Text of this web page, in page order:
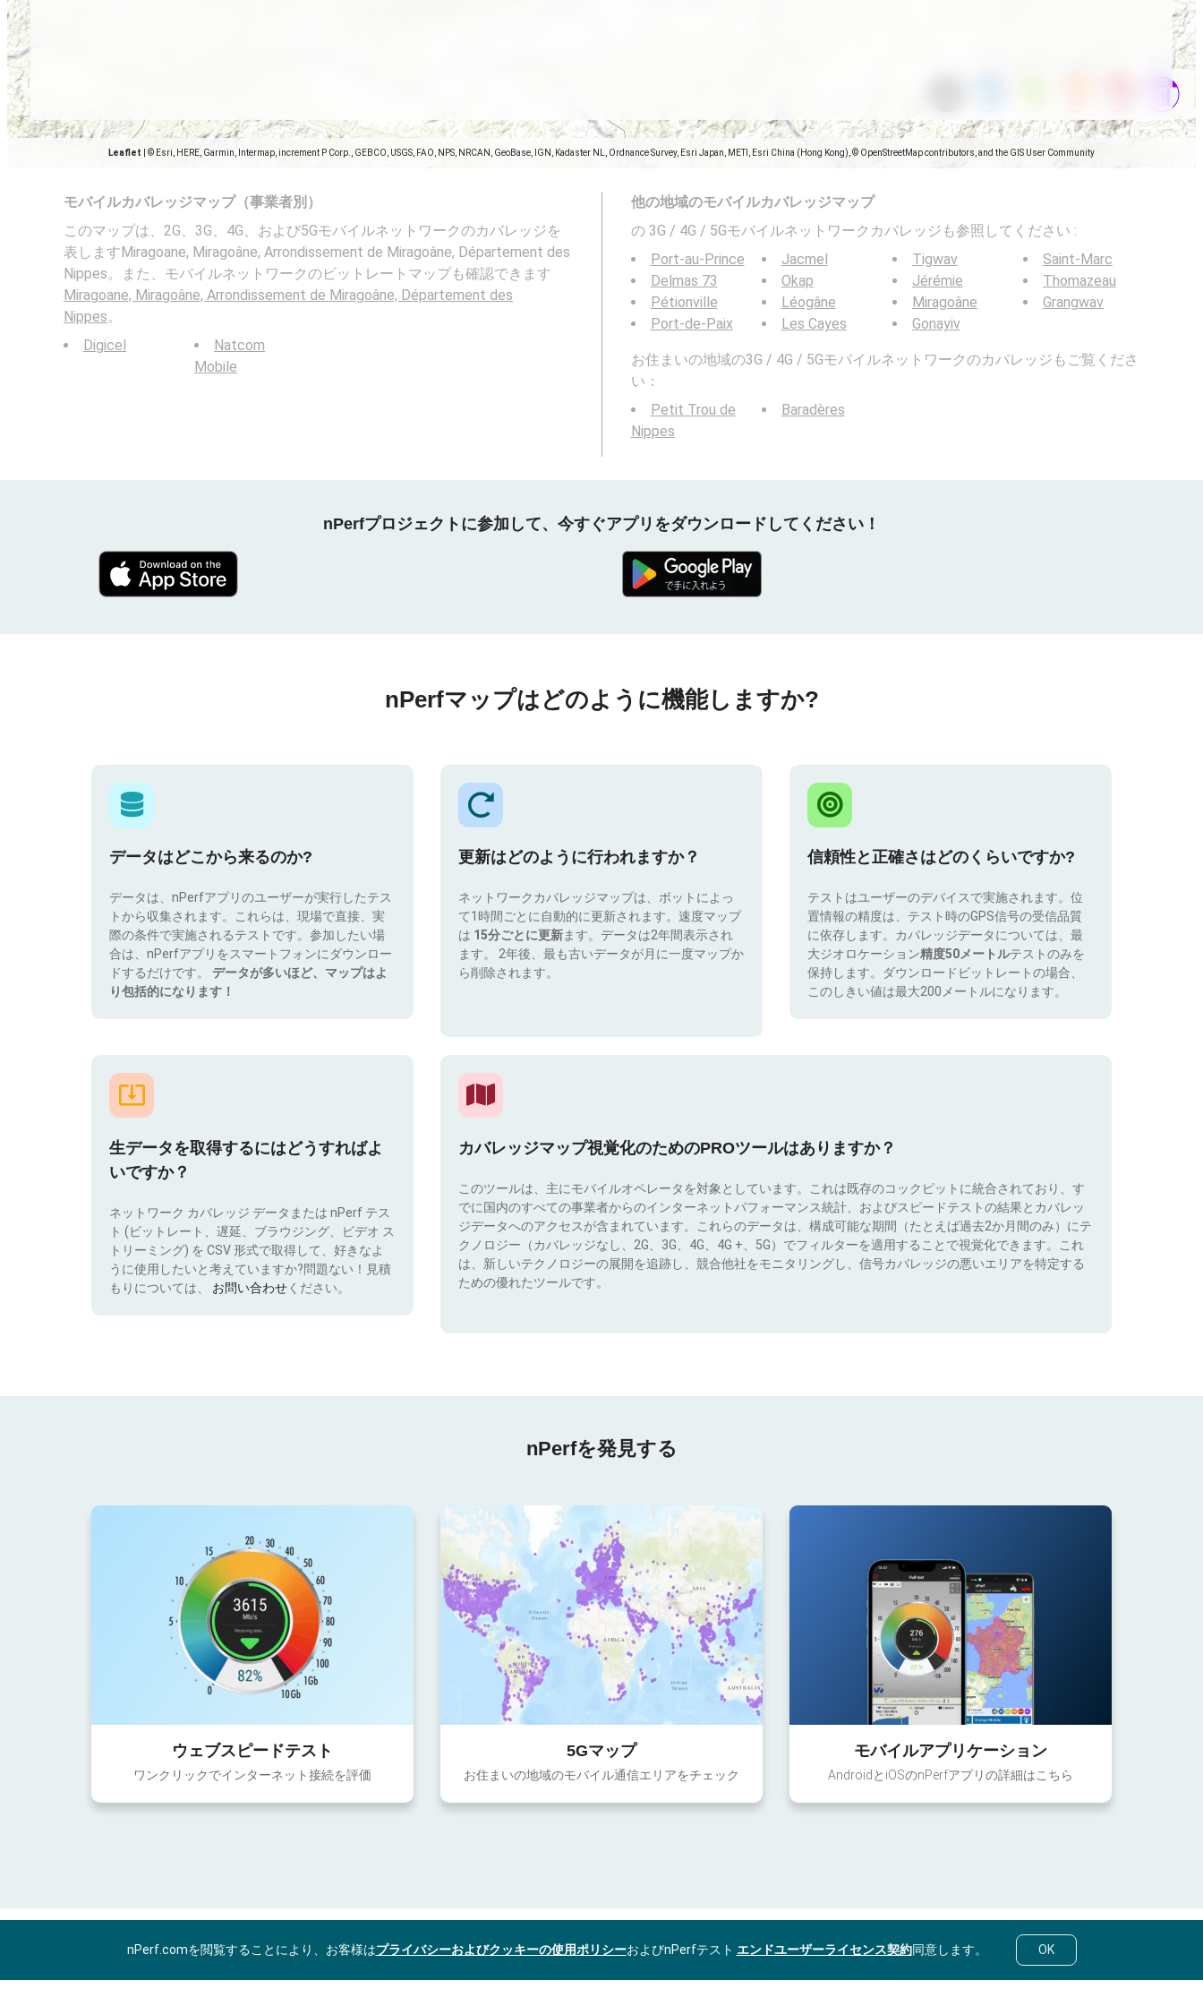
Leaflet © Esri, HERE, Garmin, Intermap, increment P Corp., GEBCO, USGS, FAO, NPS, NRCAN, GeoBase, IGN, Kadaster NL, Ordnance Survey, Esri Japan, METI, Esri China (Hong Kong), © OpenStreetMap contributors, and the GIS User Community
モバイルカバレッジマップ（事業者別）
このマップは、2G、3G、4G、および5Gモバイルネットワークのカバレッジを
表しますMiragoane, Miragoâne, Arrondissement de Miragoâne, Département des
Nippes。また、モバイルネットワークのビットレートマップも確認できます
Miragoane, Miragoâne, Arrondissement de Miragoâne, Département des
Nippes。
Digicel
Natcom
Mobile
他の地域のモバイルカバレッジマップ
の 3G / 4G / 5Gモバイルネットワークカバレッジも参照してください :
Port-au-Prince
Delmas 73
Pétionville
Port-de-Paix
Jacmel
Okap
Léogâne
Les Cayes
Tigwav
Jérémie
Miragoâne
Gonayiv
Saint-Marc
Thomazeau
Grangwav
お住まいの地域の3G / 4G / 5Gモバイルネットワークのカバレッジもご覧くださ
い：
Petit Trou de
Nippes
Baradères
nPerfプロジェクトに参加して、今すぐアプリをダウンロードしてください！
nPerfマップはどのように機能しますか?
データはどこから来るのか?
データは、nPerfアプリのユーザーが実行したテス
トから収集されます。これらは、現場で直接、実
際の条件で実施されるテストです。参加したい場
合は、nPerfアプリをスマートフォンにダウンロー
ドするだけです。 データが多いほど、マップはよ
り包括的になります！
更新はどのように行われますか？
ネットワークカバレッジマップは、ボットによっ
て1時間ごとに自動的に更新されます。速度マップ
は 15分ごとに更新ます。データは2年間表示され
ます。 2年後、最も古いデータが月に一度マップか
ら削除されます。
信頼性と正確さはどのくらいですか?
テストはユーザーのデバイスで実施されます。位
置情報の精度は、テスト時のGPS信号の受信品質
に依存します。カバレッジデータについては、最
大ジオロケーション精度50メートルテストのみを
保持します。ダウンロードビットレートの場合、
このしきい値は最大200メートルになります。
生データを取得するにはどうすればよ
いですか？
ネットワーク カバレッジ データまたは nPerf テス
ト (ビットレート、遅延、ブラウジング、ビデオ ス
トリーミング) を CSV 形式で取得して、好きなよ
うに使用したいと考えていますか?問題ない！見積
もりについては、 お問い合わせください。
カバレッジマップ視覚化のためのPROツールはありますか？
このツールは、主にモバイルオペレータを対象としています。これは既存のコックピットに統合されており、す
でに国内のすべての事業者からのインターネットパフォーマンス統計、およびスピードテストの結果とカバレッ
ジデータへのアクセスが含まれています。これらのデータは、構成可能な期間（たとえば過去2か月間のみ）にテ
クノロジー（カバレッジなし、2G、3G、4G、4G +、5G）でフィルターを適用することで視覚化できます。これ
は、新しいテクノロジーの展開を追跡し、競合他社をモニタリングし、信号カバレッジの悪いエリアを特定する
ための優れたツールです。
nPerfを発見する
ウェブスピードテスト
ワンクリックでインターネット接続を評価
5Gマップ
お住まいの地域のモバイル通信エリアをチェック
モバイルアプリケーション
AndroidとiOSのnPerfアプリの詳細はこちら
nPerf.comを閲覧することにより、お客様はプライバシーおよびクッキーの使用ポリシーおよびnPerfテスト エンドユーザーライセンス契約同意します。 OK